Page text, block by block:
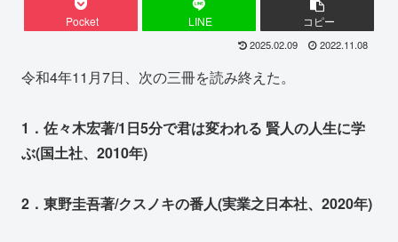
Pocket LINE コピー
2025.02.09 2022.11.08
令和4年11月7日、次の三冊を読み終えた。
1．佐々木宏著/1日5分で君は変われる 賢人の人生に学
ぶ(国土社、2010年)
2．東野圭吾著/クスノキの番人(実業之日本社、2020年)